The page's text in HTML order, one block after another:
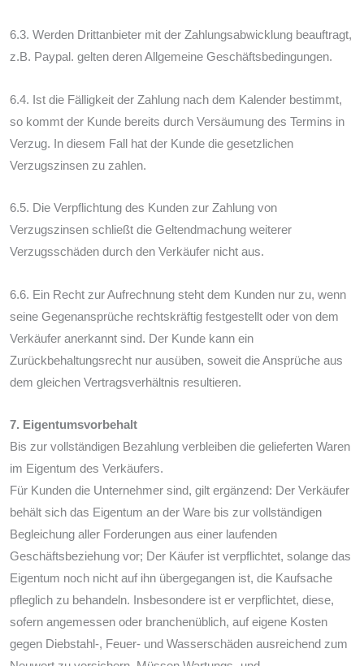
6.3. Werden Drittanbieter mit der Zahlungsabwicklung beauftragt,
z.B. Paypal. gelten deren Allgemeine Geschäftsbedingungen.
6.4. Ist die Fälligkeit der Zahlung nach dem Kalender bestimmt,
so kommt der Kunde bereits durch Versäumung des Termins in
Verzug. In diesem Fall hat der Kunde die gesetzlichen
Verzugszinsen zu zahlen.
6.5. Die Verpflichtung des Kunden zur Zahlung von
Verzugszinsen schließt die Geltendmachung weiterer
Verzugsschäden durch den Verkäufer nicht aus.
6.6. Ein Recht zur Aufrechnung steht dem Kunden nur zu, wenn
seine Gegenansprüche rechtskräftig festgestellt oder von dem
Verkäufer anerkannt sind. Der Kunde kann ein
Zurückbehaltungsrecht nur ausüben, soweit die Ansprüche aus
dem gleichen Vertragsverhältnis resultieren.
7. Eigentumsvorbehalt
Bis zur vollständigen Bezahlung verbleiben die gelieferten Waren
im Eigentum des Verkäufers.
Für Kunden die Unternehmer sind, gilt ergänzend: Der Verkäufer
behält sich das Eigentum an der Ware bis zur vollständigen
Begleichung aller Forderungen aus einer laufenden
Geschäftsbeziehung vor; Der Käufer ist verpflichtet, solange das
Eigentum noch nicht auf ihn übergegangen ist, die Kaufsache
pfleglich zu behandeln. Insbesondere ist er verpflichtet, diese,
sofern angemessen oder branchenüblich, auf eigene Kosten
gegen Diebstahl-, Feuer- und Wasserschäden ausreichend zum